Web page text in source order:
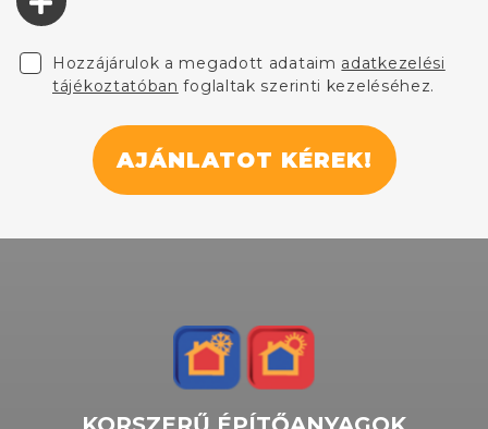
Hozzájárulok a megadott adataim adatkezelési
tájékoztatóban foglaltak szerinti kezeléséhez.